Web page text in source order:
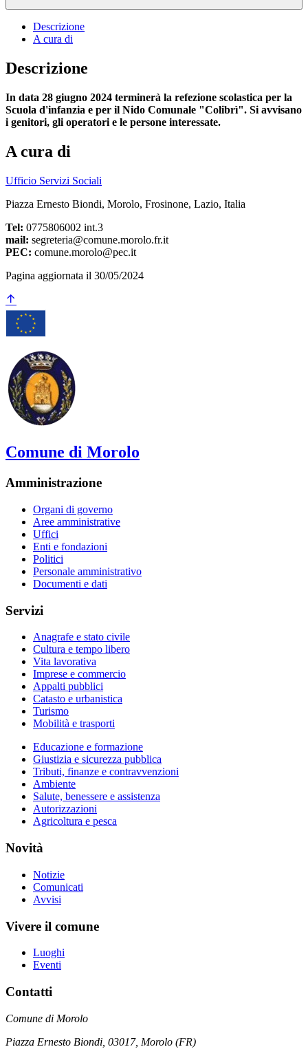
Descrizione
A cura di
Descrizione
In data 28 giugno 2024 terminerà la refezione scolastica per la
Scuola d'infanzia e per il Nido Comunale "Colibrì". Si avvisano
i genitori, gli operatori e le persone interessate.
A cura di
Ufficio Servizi Sociali
Piazza Ernesto Biondi, Morolo, Frosinone, Lazio, Italia
Tel: 0775806002 int.3
mail: segreteria@comune.morolo.fr.it
PEC: comune.morolo@pec.it
Pagina aggiornata il 30/05/2024
Comune di Morolo
Amministrazione
Organi di governo
Aree amministrative
Uffici
Enti e fondazioni
Politici
Personale amministrativo
Documenti e dati
Servizi
Anagrafe e stato civile
Cultura e tempo libero
Vita lavorativa
Imprese e commercio
Appalti pubblici
Catasto e urbanistica
Turismo
Mobilità e trasporti
Educazione e formazione
Giustizia e sicurezza pubblica
Tributi, finanze e contravvenzioni
Ambiente
Salute, benessere e assistenza
Autorizzazioni
Agricoltura e pesca
Novità
Notizie
Comunicati
Avvisi
Vivere il comune
Luoghi
Eventi
Contatti
Comune di Morolo
Piazza Ernesto Biondi, 03017, Morolo (FR)